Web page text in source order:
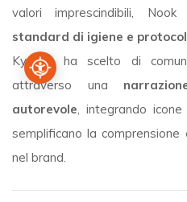
valori imprescindibili,
standard di igiene e
Kynetic ha scelto di
attraverso una
autorevole , integrando
semplificano la
nel brand.